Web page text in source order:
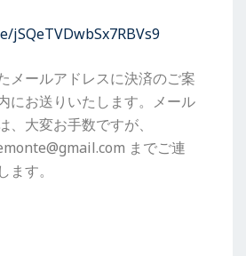
jSQeTVDwbSx7RBVs9
メールアドレスに決済のご案
にお送りいたします。メール
、大変お手数ですが、
までご連
す。